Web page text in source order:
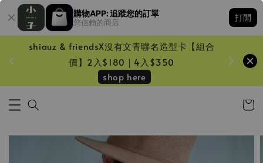
購物APP: 追蹤您的訂單
您信賴的商店
打開
shiauz & friendsX沒有文青聯名造型卡【組合
價】2入$180｜4入$350
shop here